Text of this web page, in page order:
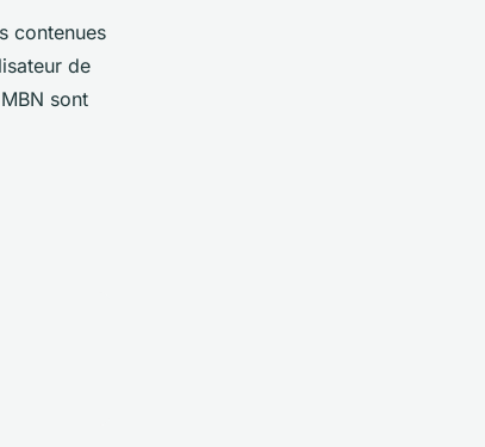
contenues
de
sont